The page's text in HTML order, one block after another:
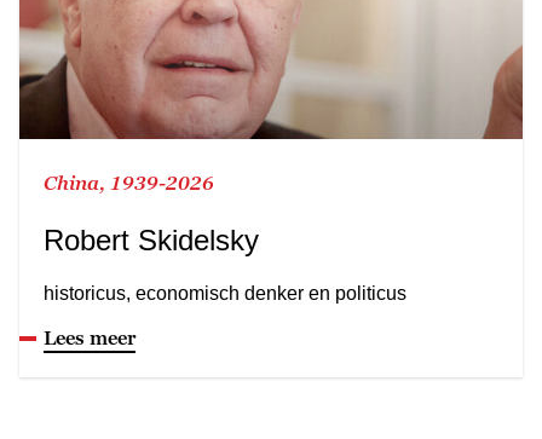
China, 1939-2026
Robert Skidelsky
historicus, economisch denker en politicus
Lees meer